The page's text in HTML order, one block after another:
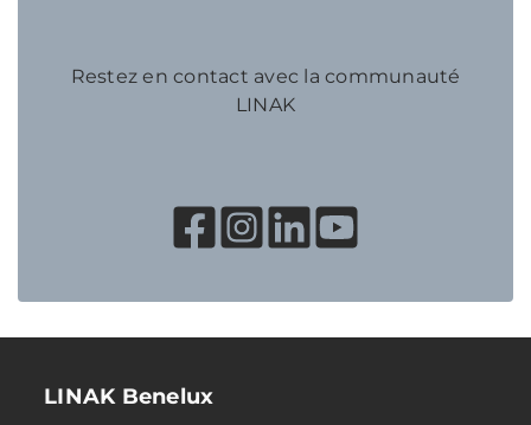
Restez en contact avec la communauté
LINAK
LINAK Benelux